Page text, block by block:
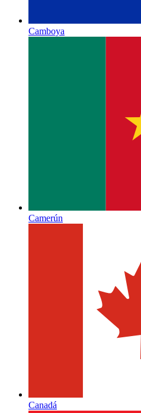
Camboya
Camerún
Canadá